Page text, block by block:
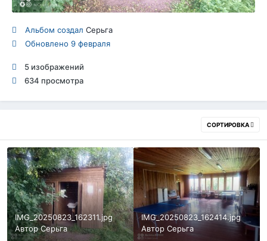
Альбом создалСерьга
Обновлено9 февраля
5 изображений
634 просмотра
СОРТИРОВКА
IMG_20250823_162311.jpg
АвторСерьга
IMG_20250823_162414.jpg
Автор Серьга